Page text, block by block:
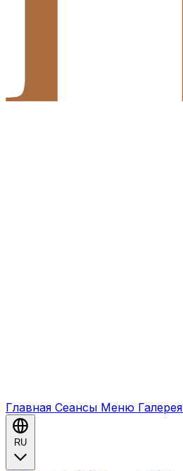
Главная Сеансы Меню Галерея
RU